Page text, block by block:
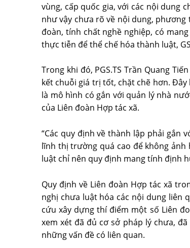
vùng, cấp quốc gia, với các nội dung
như vậy chưa rõ về nội dung,
đoàn, tính chất nghề nghiệp, có
thực tiễn để thể chế hóa thành luật,
Trong khi đó, PGS.TS Trần Quang
kết chuỗi giá trị tốt, chặt chẽ hơn.
là mô hình có gắn với quản lý nhà
của Liên đoàn Hợp tác xã.
“Các quy định về thành lập phải gắn
lĩnh thị trường quá cao để không
luật chỉ nên quy định mang tính định
Quy định về Liên đoàn Hợp tác xã
nghị chưa luật hóa các nội dung liên
cứu xây dựng thí điểm một số Liên
xem xét đã đủ cơ sở pháp lý chưa,
những vấn đề có liên quan.